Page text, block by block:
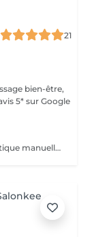
21
bien-être,
5* sur Google
Le Shiatsu de la tête est une technique énergétique manuelle du crâne, du visage et de la nuque qui permet d'harmoniser l'énergie dans les deux hémisphères du cerveau. Ce soin libère le flux de l'énergie subtile dans le corps, améliore la circulation. La technique consiste en la stimulation des points énergétiques de la zone par des petites pressions digitales et le drainage lymphatique pour évacuer les toxines par des mouvements glissés. Ce soin du visage est rajeunissant et très complet. Il permet de détoxifier la peau et de la rendre plus lisse et éclatante. Cette technique plonge le receveur dans une relaxation profonde qui renforce les capacités d'auto-guérison de l'organisme qui se ressource grâce au repos procuré par le soin. Le Shiatsu de la tête est indiqué dans les cas de : troubles du sommeil, stress, anxiété, nervosité, déprime, tristesse, tensions du cou et des épaules, fatigue oculaire et auditive, maux de tête, ...